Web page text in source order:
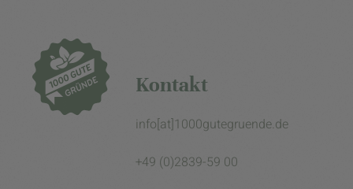
Kontakt
info[at]1000gutegruende.de
+49 (0)2839-59 00